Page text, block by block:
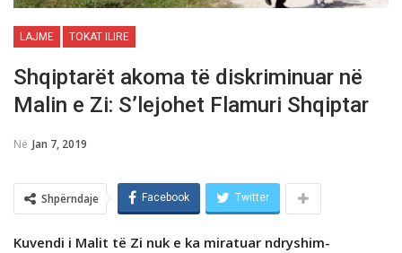
LAJME TOKAT ILIRE
Shqiptarёt akoma tё diskriminuar nё
Malin e Zi: S’lejohet Flamuri Shqiptar
Në Jan 7, 2019
Shpërndaje Facebook Twitter
Kuvendi i Malit të Zi nuk e ka miratuar ndryshim-